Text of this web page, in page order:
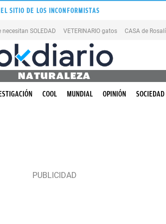
EL SITIO DE LOS INCONFORMISTAS
SOLEDAD VETERINARIO gatos CASA de
NATURALEZA
COOL MUNDIAL OPINIÓN SOCIEDAD